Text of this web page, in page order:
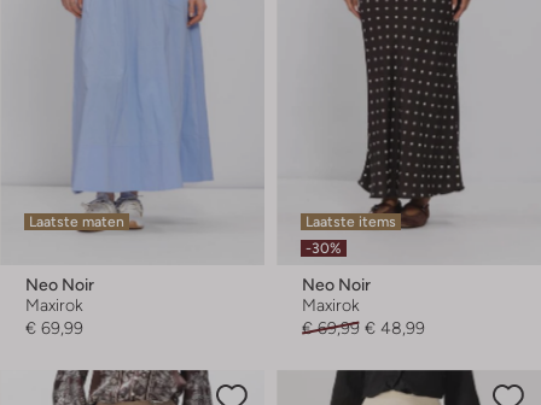
Laatste maten
Neo Noir
Maxirok
€ 69,99
Laatste items
-30%
Neo Noir
Maxirok
€ 69,99 € 48,99